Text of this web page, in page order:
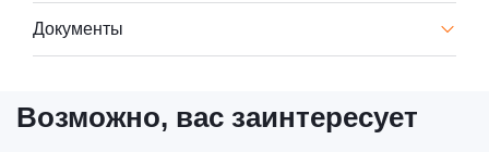
Документы
Возможно, вас заинтересует